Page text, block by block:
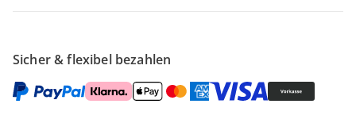
Sicher & flexibel bezahlen